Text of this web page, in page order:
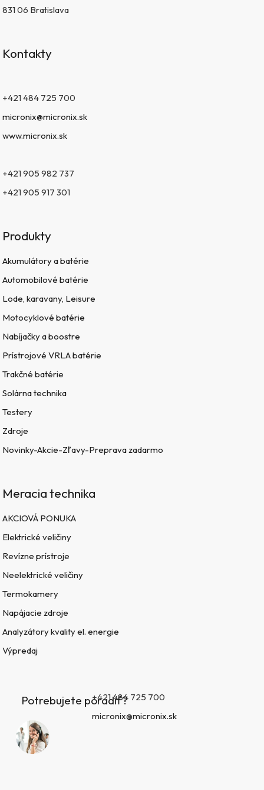
831 06 Bratislava
Kontakty
+421 484 725 700
micronix@micronix.sk
www.micronix.sk
+421 905 982 737
+421 905 917 301
Produkty
Akumulátory a batérie
Automobilové batérie
Lode, karavany, Leisure
Motocyklové batérie
Nabíjačky a boostre
Prístrojové VRLA batérie
Trakčné batérie
Solárna technika
Testery
Zdroje
Novinky-Akcie-Zľavy-Preprava zadarmo
Meracia technika
AKCIOVÁ PONUKA
Elektrické veličiny
Revízne prístroje
Neelektrické veličiny
Termokamery
Napájacie zdroje
Analyzátory kvality el. energie
Výpredaj
Potrebujete poradiť?+421 484 725 700
micronix@micronix.sk